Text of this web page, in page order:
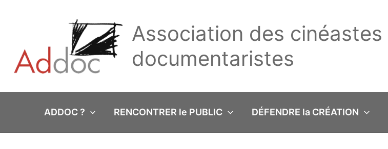
Association des cinéastes
documentaristes
ADDOC ? RENCONTRER le PUBLIC DÉFENDRE la CRÉATION